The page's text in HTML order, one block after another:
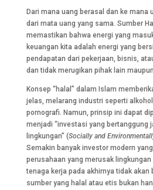
Dari mana uang berasal dan ke mana
dari mata uang yang sama. Sumber
memastikan bahwa energi yang
keuangan kita adalah energi yang
pendapatan dari pekerjaan, bisnis,
dan tidak merugikan pihak lain
Konsep “halal” dalam Islam
jelas, melarang industri seperti
pornografi. Namun, prinsip ini dapat
menjadi “investasi yang bertanggung
lingkungan” (Socially and
Semakin banyak investor modern
perusahaan yang merusak
tenaga kerja pada akhirnya tidak akan
sumber yang halal atau etis bukan